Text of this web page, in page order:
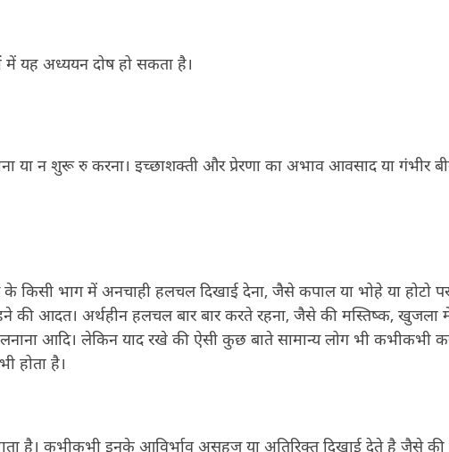
में यह अध्ययन दोष हो सकता है।
या न शुरू रु करना। इच्छाशक्ती और प्रेरणा का अभाव आवसाद या गंभीर
किसी भाग में अनचाही हलचल दिखाई देना, जैसे कपाल या भोहे या होटो
की आदत। अर्थहीन हलचल बार बार करते रहना, जैसे की मस्तिष्क, खुजला
आदि। लेकिन याद रखे की ऐसी कुछ बाते सामान्य लोग भी कभीकभी
होता है।
है। कभीकभी इनके आविर्भाव असहज या अतिरिक्त दिखाई देते है जैसे की